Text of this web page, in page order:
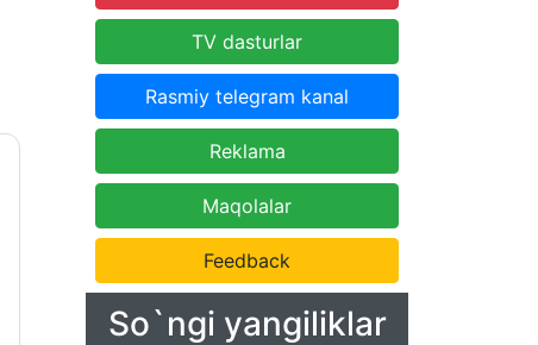
TV dasturlar
Rasmiy telegram kanal
Reklama
Maqolalar
Feedback
So`ngi yangiliklar